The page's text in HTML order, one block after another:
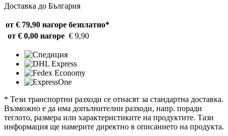
Доставка до България
от € 79,90 нагоре безплатно*
от € 0,00 нагоре € 9,90
* Тези транспортни разходи се отнасят за стандартна доставка.
Възможно е да има допълнителни разходи, напр. поради
теглото, размера или характеристиките на продуктите. Тази
информация ще намерите директно в описанието на продукта.